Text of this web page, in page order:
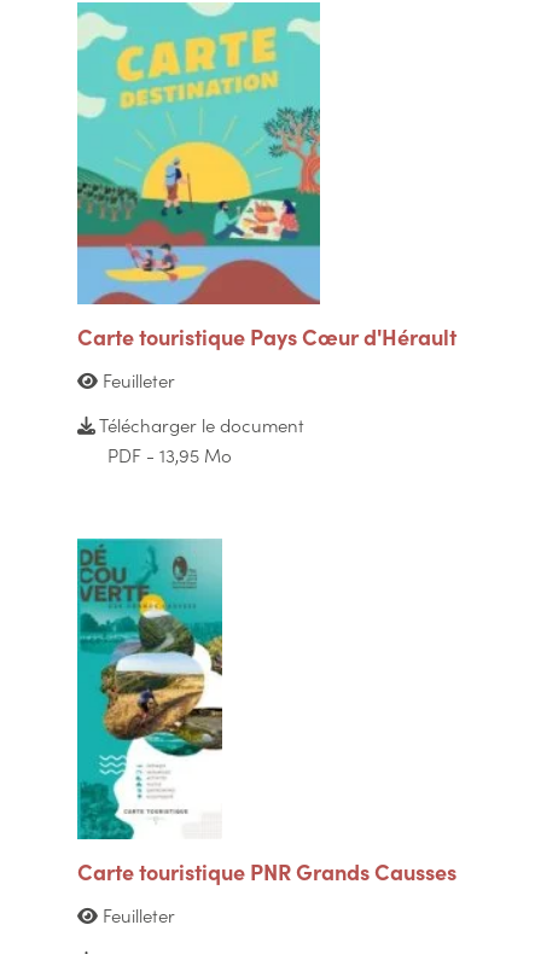
Carte touristique Pays Cœur d'Hérault
Feuilleter
Télécharger le document
PDF - 13,95 Mo
Carte touristique PNR Grands Causses
Feuilleter